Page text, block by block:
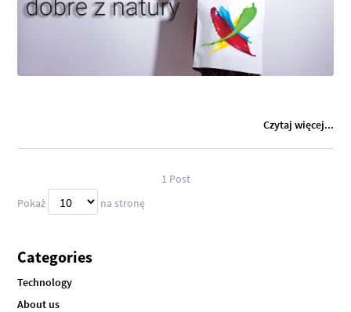
Czytaj więcej...
1 Post
Pokaż
na stronę
Categories
Technology
About us